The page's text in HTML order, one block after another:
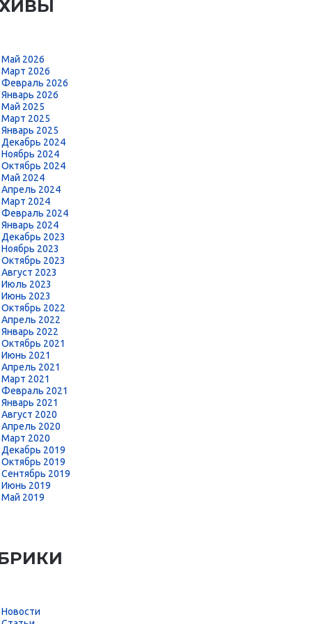
Май 2026
Март 2026
Февраль 2026
Январь 2026
Май 2025
Март 2025
Январь 2025
Декабрь 2024
Ноябрь 2024
Октябрь 2024
Май 2024
Апрель 2024
Март 2024
Февраль 2024
Январь 2024
Декабрь 2023
Ноябрь 2023
Октябрь 2023
Август 2023
Июль 2023
Июнь 2023
Октябрь 2022
Апрель 2022
Январь 2022
Октябрь 2021
Июнь 2021
Апрель 2021
Март 2021
Февраль 2021
Январь 2021
Август 2020
Апрель 2020
Март 2020
Декабрь 2019
Октябрь 2019
Сентябрь 2019
Июнь 2019
Май 2019
Новости